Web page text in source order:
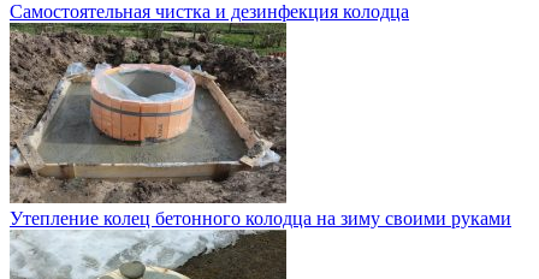
Самостоятельная чистка и дезинфекция колодца
Утепление колец бетонного колодца на зиму своими руками